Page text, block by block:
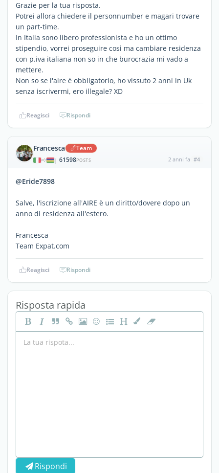
Grazie per la tua risposta.
Potrei allora chiedere il personnumber e magari trovare
un part-time.
In Italia sono libero professionista e ho un ottimo
stipendio, vorrei proseguire così ma cambiare residenza
con p.iva italiana non so in che burocrazia mi vado a
mettere.
Non so se l'aire è obbligatorio, ho vissuto 2 anni in Uk
senza iscrivermi, ero illegale? XD
Reagisci Rispondi
Francesca Team
| 61598POSTS 2 anni fa #4
@Eride7898
Salve, l'iscrizione all'AIRE è un diritto/dovere dopo un
anno di residenza all'estero.
Francesca
Team Expat.com
Reagisci Rispondi
Risposta rapida
Rispondi